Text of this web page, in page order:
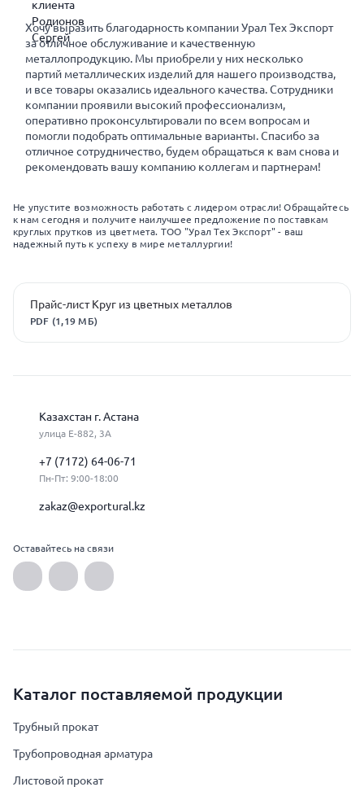
Хочу выразить благодарность компании Урал Тех Экспорт
за отличное обслуживание и качественную
металлопродукцию. Мы приобрели у них несколько
партий металлических изделий для нашего производства,
и все товары оказались идеального качества. Сотрудники
компании проявили высокий профессионализм,
оперативно проконсультировали по всем вопросам и
помогли подобрать оптимальные варианты. Спасибо за
отличное сотрудничество, будем обращаться к вам снова и
рекомендовать вашу компанию коллегам и партнерам!
Не упустите возможность работать с лидером отрасли! Обращайтесь
к нам сегодня и получите наилучшее предложение по поставкам
круглых прутков из цветмета. ТОО "Урал Тех Экспорт" - ваш
надежный путь к успеху в мире металлургии!
Прайс-лист Круг из цветных металлов
PDF (1,19 МБ)
Казахстан г. Астана
улица Е-882, 3А
+7 (7172) 64-06-71
Пн-Пт: 9:00-18:00
zakaz@exportural.kz
Оставайтесь на связи
Каталог поставляемой продукции
Трубный прокат
Трубопроводная арматура
Листовой прокат